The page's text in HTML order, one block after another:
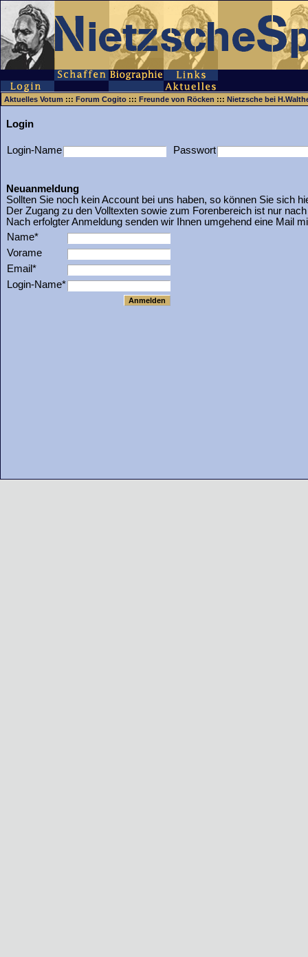
Aktuelles Votum ::: Forum Cogito ::: Freunde von Röcken ::: Nietzsche bei
Login
Login-Name Passwort
Neuanmeldung
Sollten Sie noch kein Account bei uns haben, so können Sie sich
Der Zugang zu den Volltexten sowie zum Forenbereich ist nur
Nach erfolgter Anmeldung senden wir Ihnen umgehend eine Mail
Name*
Vorame
Email*
Login-Name*